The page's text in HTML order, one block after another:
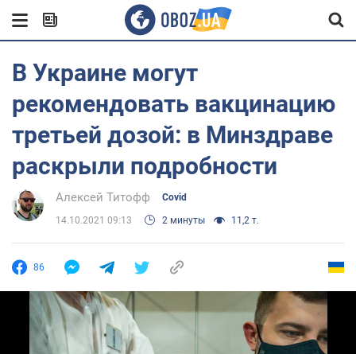
В Украине могут
рекомендовать вакцинацию
третьей дозой: в Минздраве
раскрыли подробности
Алексей Титофф Covid
14.10.2021 09:13 2 минуты 11,2 т.
86